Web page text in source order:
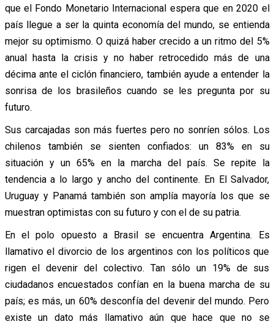
que el Fondo Monetario Internacional espera que en 2020 el
país llegue a ser la quinta economía del mundo, se entienda
mejor su optimismo. O quizá haber crecido a un ritmo del 5%
anual hasta la crisis y no haber retrocedido más de una
décima ante el ciclón financiero, también ayude a entender la
sonrisa de los brasileños cuando se les pregunta por su
futuro.
Sus carcajadas son más fuertes pero no sonríen sólos. Los
chilenos también se sienten confiados: un 83% en su
situación y un 65% en la marcha del país. Se repite la
tendencia a lo largo y ancho del continente. En El Salvador,
Uruguay y Panamá también son amplía mayoría los que se
muestran optimistas con su futuro y con el de su patria.
En el polo opuesto a Brasil se encuentra Argentina. Es
llamativo el divorcio de los argentinos con los políticos que
rigen el devenir del colectivo. Tan sólo un 19% de sus
ciudadanos encuestados confían en la buena marcha de su
país; es más, un 60% desconfía del devenir del mundo. Pero
existe un dato más llamativo aún que hace que no se